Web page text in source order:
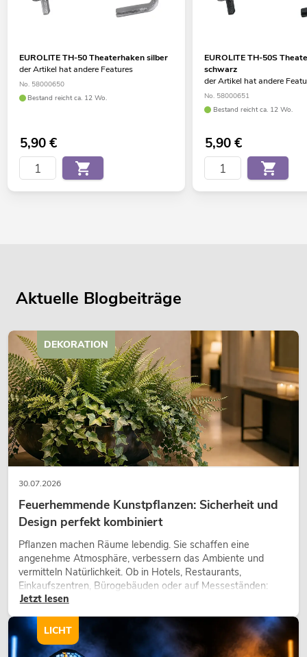
EUROLITE TH-50 Theaterhaken silber
der Artikel hat andere Features
No. 58000650
Bestand reicht ca. 12 Wo.
5,90€
EUROLITE TH-50S
schwarz
der Artikel hat andere
No. 58000651
Bestand reicht ca. 12 Wo.
5,90€
Aktuelle Blogbeiträge
30.07.2026
Feuerhemmende Kunstpflanzen: Sicherheit und
Design perfekt kombiniert
Pflanzen machen Räume lebendig. Sie schaffen eine
angenehme Atmosphäre, verbessern das Ambiente und
vermitteln Natürlichkeit. Ob in Hotels, Restaurants,
Einkaufszentren, Bürogebäuden oder auf Messeständen:
eine hochwertige Begrünung gehört heute längst zum
Jetzt lesen
DEKORATION
LICHT